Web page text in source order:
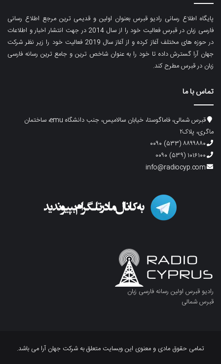
پایگاه اطلاع رسانی رادیو قبرس بعنوان اولین و قدیمی ترین مرجع اطلاع رسانی
فارسی زبان در قبرس فعالیت خود را از سال 2014 در جهت انتشار اخبار و اطلاعات
در حوزه های مختلف آغاز کرده و از آغاز سال 2019 فعالیت خود را زیر نظر شرکت
جهان آرا گسترش داده تا خود را به عنوان شاخص ترین و جامع ترین رسانه فارسی
زبان در قبرس مطرح کند.
تماس با ما
قبرس شمالی، فاماگوستا، خیابان سالامیس، جنب دانشگاه emu، ساختمان
ماگری، پلاک۲
۸۸۹۹۸۸۰ (۵۳۳) ۰۰۹۰
۱۰۱۶۱۰۰ (۵۳۹) ۰۰۹۰
info@radiocyp.com
رادیو قبرس اولین رسانه فارسی زبان
قبرس شمالی
تمامی حقوق مادی و معنوی این وبسایت متعلق به شرکت جهان آرا می باشد.